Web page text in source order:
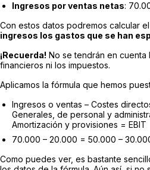
Ingresos por ventas netas:
Con estos datos podremos calcular el
ingresos los gastos que se han
¡Recuerda! No se tendrán en cuenta
financieros ni los impuestos.
Aplicamos la fórmula que hemos
Ingresos o ventas – Costes
Generales, de personal y
Amortización y provisiones = EBIT
70.000 – 20.000 = 50.000 –
Como puedes ver, es bastante